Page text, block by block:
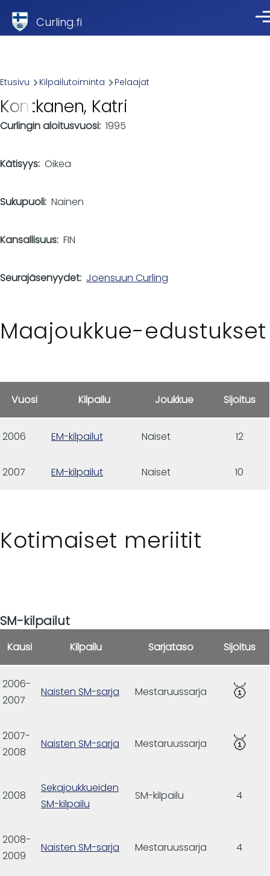
Curling.fi
Breadcrumb
Etusivu Kilpailutoiminta Pelaajat
Kontkanen, Katri
Curlingin aloitusvuosi 1995
Kätisyys Oikea
Sukupuoli Nainen
Kansallisuus FIN
Seurajäsenyydet Joensuun Curling
Maajoukkue-edustukset
Vuosi Kilpailu Joukkue Sijoitus
2006 EM-kilpailut Naiset 12
2007 EM-kilpailut Naiset 10
Kotimaiset meriitit
SM-kilpailut
Kausi Kilpailu Sarjataso Sijoitus
2006-
2007
Naisten SM-sarja Mestaruussarja 🥇
2007-
2008
Naisten SM-sarja Mestaruussarja 🥇
2008
Sekajoukkueiden
SM-kilpailu
SM-kilpailu 4
2008-
2009
Naisten SM-sarja Mestaruussarja 4